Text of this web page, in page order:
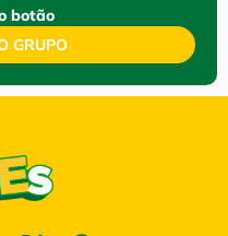
botão
GRUPO